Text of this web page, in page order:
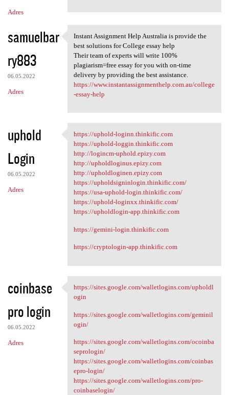
Adres
samuelbar
ry883
06.05.2022
Adres
Instant Assignment Help
Instant Assignment Help Australia is provide the
best solutions for College essay help
Their team of experts will write 100%
plagiarism=free essay for you with on-time
delivery by providing the best assistance.
https://www.instantassignmenthelp.com.au/college
-essay-help
uphold
Login
06.05.2022
Adres
https://uphold-loginn
https://uphold-loginn.thinkific.com
https://uphold-loggin.thinkific.com
http://logincm-uphold.epizy.com
http://upholdloginus.epizy.com
http://upholdloginen.epizy.com
https://upholdsigninlogin.thinkific.com/
https://usa-uphold-login.thinkific.com/
https://uphold-loginxx.thinkific.com/
https://upholdlogin-app.thinkific.com
https://gemini-login.thinkific.com
https://cryptologin-app.thinkific.com
coinbase
pro login
06.05.2022
Adres
https://sites.google.com
https://sites.google.com/walletlogins.com/upholdl
ogin
https://sites.google.com/walletlogins.com/geminil
ogin/
https://sites.google.com/walletlogins.com/ocoinba
seprologin/
https://sites.google.com/walletlogins.com/coinbas
epro-login/
https://sites.google.com/walletlogins.com/pro-
coinbaselogin/